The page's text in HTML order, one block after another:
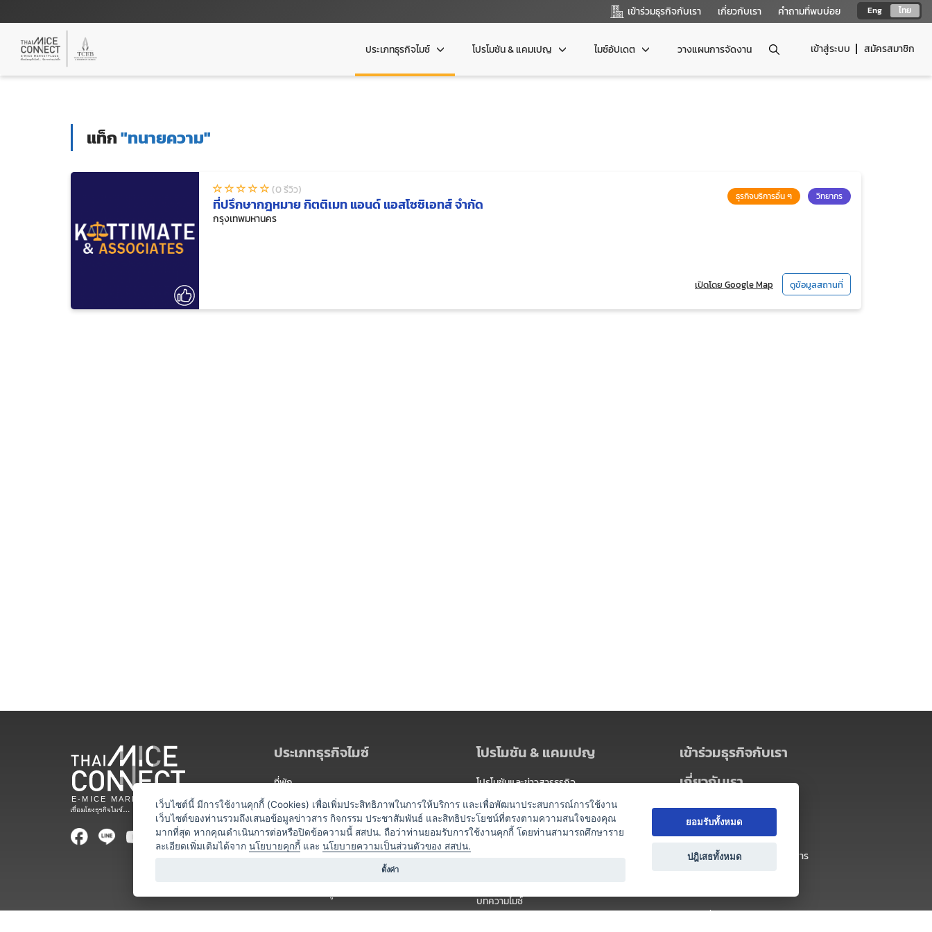
Eng ไทย
เข้าร่วมธุรกิจกับเรา เกี่ยวกับเรา คำถามที่พบบ่อย
เข้าสู่ระบบ สมัครสมาชิก
ประเภทธุรกิจไมซ์ โปรโมชัน & แคมเปญ ไมซ์อัปเดต วางแผนการจัดงาน
แท็ก"ทนายความ"
(0 รีวิว)
ที่ปรึกษากฎหมาย กิตติเมท แอนด์ แอสโซซิเอทส์ จำกัด
กรุงเทพมหานคร
ธุรกิจบริการอื่น ๆ วิทยากร
เปิดโดย Google Map ดูข้อมูลสถานที่
ประเภทธุรกิจไมซ์
ที่พัก
สถานที่จัดงาน
ท่องเที่ยว / นำเที่ยว
ออแกไนเซอร์
บริการสำหรับผู้จัดงาน
โปรโมชัน & แคมเปญ
โปรโมชันและข่าวสารธุรกิจ
แพ็กเกจ
แคมเปญ
บทความไมซ์
เข้าร่วมธุรกิจกับเรา
เกี่ยวกับเรา
เกี่ยวกับ Thai MICE Connect
นโยบายความเป็นส่วนตัว
ข้อตกลง และเงื่อนไขการใช้บริการ
เว็บไซต์นี้ มีการใช้งานคุกกี้ (Cookies) เพื่อเพิ่มประสิทธิภาพในการให้บริการ และเพื่อพัฒนาประสบการณ์การใช้งาน
เว็บไซต์ของท่านรวมถึงเสนอข้อมูลข่าวสาร กิจกรรม ประชาสัมพันธ์ และสิทธิประโยชน์ที่ตรงตามความสนใจของคุณ
มากที่สุด หากคุณดำเนินการต่อหรือปิดข้อความนี้ สสปน. ถือว่าท่านยอมรับการใช้งานคุกกี้ โดยท่านสามารถศึกษาราย
ละเอียดเพิ่มเติมได้จาก นโยบายคุกกี้ และ นโยบายความเป็นส่วนตัวของ สสปน.
ตั้งค่า
ยอมรับทั้งหมด
ปฎิเสธทั้งหมด